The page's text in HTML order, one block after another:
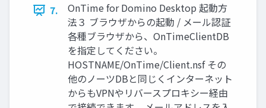
7.
OnTime for Domino Desktop 起動方
法３ ブラウザからの起動 / メール認証
各種ブラウザから、OnTimeClientDB
を指定してください。
HOSTNAME/OnTime/Client.nsf その
他のノーツDBと同じくインターネット
からもVPNやリバースプロキシー経由